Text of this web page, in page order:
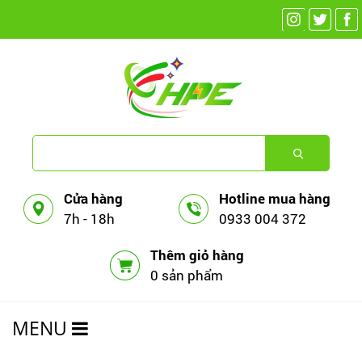
Cửa hàng
7h - 18h
Hotline mua hàng
0933 004 372
Thêm giỏ hàng
0 sản phẩm
MENU